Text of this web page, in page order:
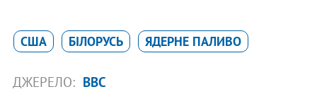
США БІЛОРУСЬ ЯДЕРНЕ ПАЛИВО
ДЖЕРЕЛО: BBC